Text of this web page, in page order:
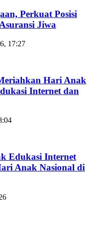
Perkuat Posisi
Jiwa
17:27
Hari Anak
Internet dan
Edukasi Internet
Anak Nasional di